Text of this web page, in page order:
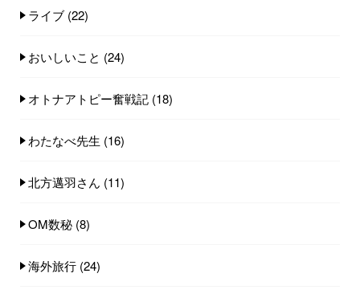
ライブ (22)
おいしいこと (24)
オトナアトピー奮戦記 (18)
わたなべ先生 (16)
北方邁羽さん (11)
OM数秘 (8)
海外旅行 (24)